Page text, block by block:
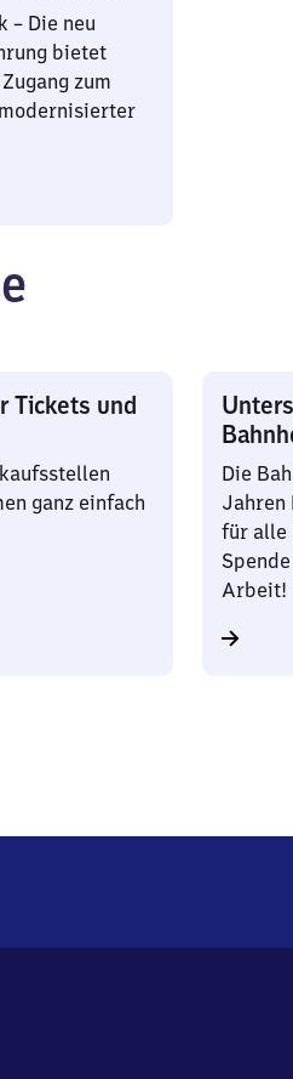
– Die neu
bietet
zum
Tickets und
ganz einfach
Die
Jahren
für alle
Arbeit!